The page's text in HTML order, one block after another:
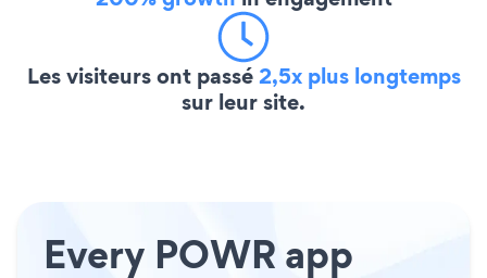
Les visiteurs ont passé2,5x plus longtemps
sur leur site.
Every POWR app